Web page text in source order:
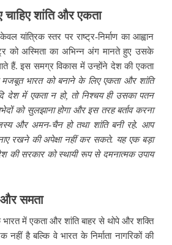
शांति और एकता
यांत्रिक स्तर पर राष्ट्र-निर्माण का आह्वान
को अस्मिता का अभिन्न अंग मानते हुए उसके
हैं. इस समग्र विकास में उन्होंने देश की एकता
भारत को बनाने के लिए एकता और शांति
देश में एकता न हो, तो निश्चय ही उसका पतन
को सुलझाना होगा और इस तरह बर्ताव करना
और अमन-चैन हो तथा शांति बनी रहे. आप
रखने की अपेक्षा नहीं कर सकते. यह एक बड़ा
की सरकार को स्थायी रूप से दमनात्मक उपाय
और समता
में एकता और शांति बाहर से थोपे और शक्ति
नहीं है बल्कि वे भारत के निर्माता नागरिकों की